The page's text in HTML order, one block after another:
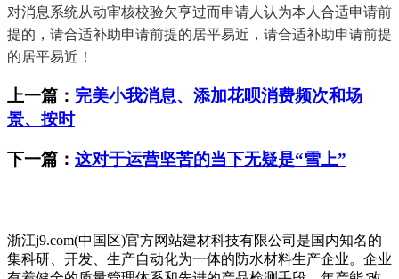
对消息系统从动审核校验欠亨过而申请人认为本人合适申请前
提的，请合适补助申请前提的居平易近，请合适补助申请前提
的居平易近！
上一篇： 完美小我消息、添加花呗消费频次和场
景、按时
下一篇： 这对于运营坚苦的当下无疑是“雪上”
浙江j9.com(中国区)官方网站建材科技有限公司是国内知名的
集科研、开发、生产自动化为一体的防水材料生产企业。企业